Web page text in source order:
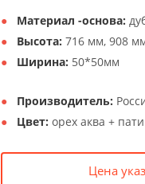
Материал -основа:
Высота: 716 мм, 908
Ширина: 50*50мм
Производитель:
Цвет: орех аква +
Цена